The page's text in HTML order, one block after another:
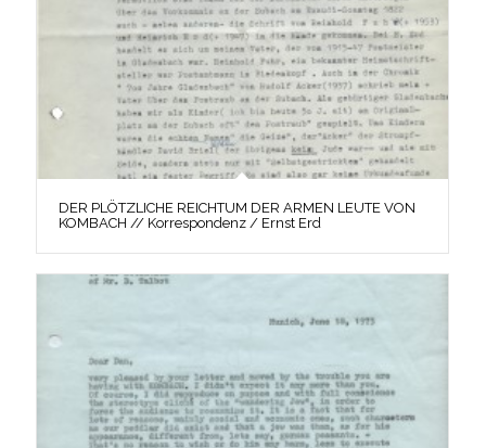
DER PLÖTZLICHE REICHTUM DER ARMEN LEUTE VON
KOMBACH // Korrespondenz / Ernst Erd